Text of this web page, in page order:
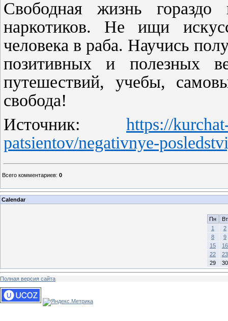
Свободная жизнь гораздо
наркотиков. Не ищи
человека в раба. Научись
позитивных и полезных
путешествий, учебы,
свобода!
Источник: https://
patsientov/negativnye-
Всего комментариев: 0
Calendar
Пн
Вт
1
2
8
9
15
16
22
23
29
30
Полная версия сайта